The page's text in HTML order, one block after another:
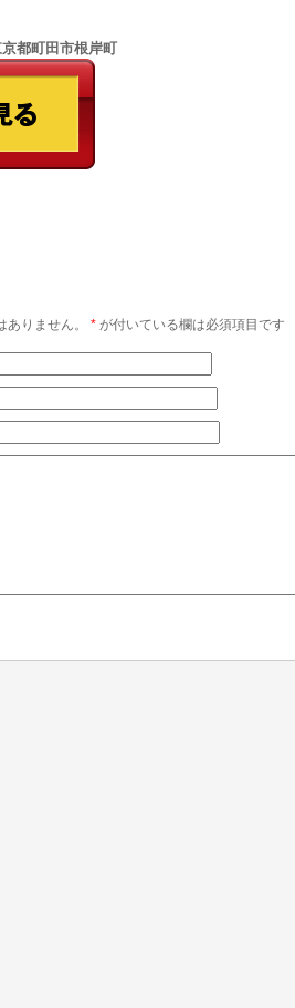
都町田市根岸町
りません。 * が付いている欄は必須項目です